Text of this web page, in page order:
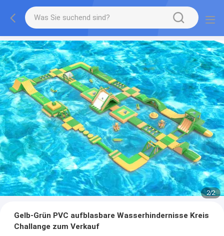
2/2
Gelb-Grün PVC aufblasbare Wasserhindernisse Kreis
Challange zum Verkauf